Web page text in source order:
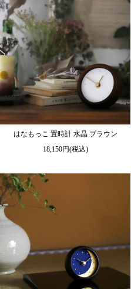
はなもっこ 置時計 水晶 ブラウン
18,150円(税込)